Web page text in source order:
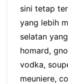
sini tetap
yang lebih
selatan
homard,
vodka,
meuniere,